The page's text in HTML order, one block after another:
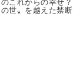
これからの幸せ？
世〟を越えた禁断